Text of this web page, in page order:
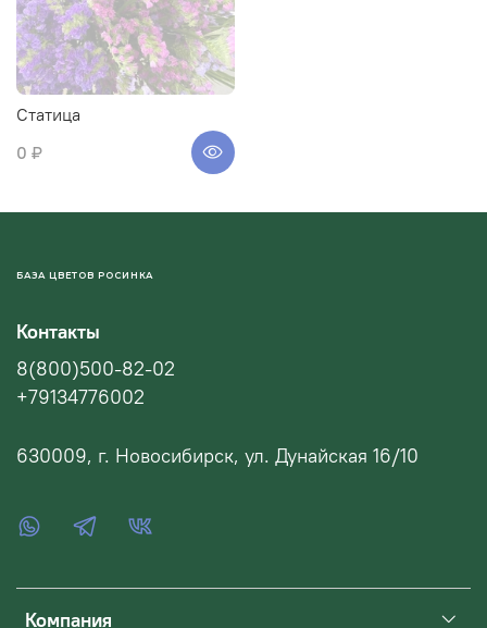
Статица
0 ₽
БАЗА ЦВЕТОВ РОСИНКА
Компания
Контакты
8(800)500-82-02
+79134776002
630009, г. Новосибирск, ул. Дунайская 16/10